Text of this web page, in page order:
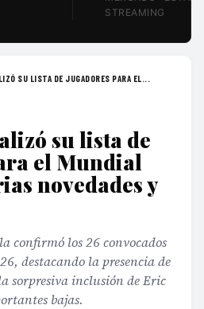
STREAMING
SU LISTA DE JUGADORES PARA EL...
su lista de
el Mundial
novedades y
confirmó los 26 convocados
destacando la presencia de
sorpresiva inclusión de Eric
bajas.